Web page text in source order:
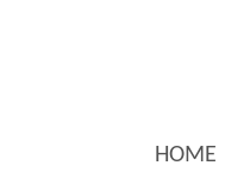
HOME